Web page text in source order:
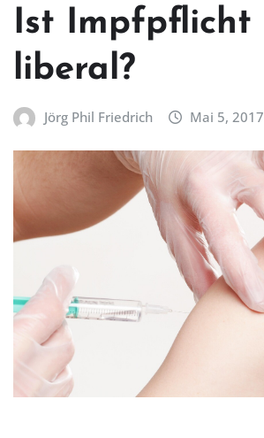
Ist Impfpflicht
liberal?
Jörg Phil Friedrich Mai 5, 2017